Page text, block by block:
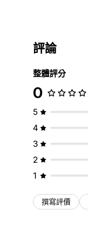
評論
整體評分
0
5
4
3
2
1
撰寫評價